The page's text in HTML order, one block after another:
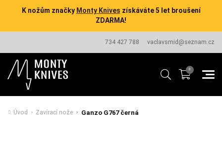
K nožům značky Monty Knives získáváte 5 let broušení
ZDARMA!
734 427 788 vaclavsmid@seznam.cz
Úvod Zavírací nože Ganzo G767 černá